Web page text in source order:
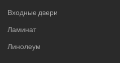
Входные двери
Ламинат
Линолеум